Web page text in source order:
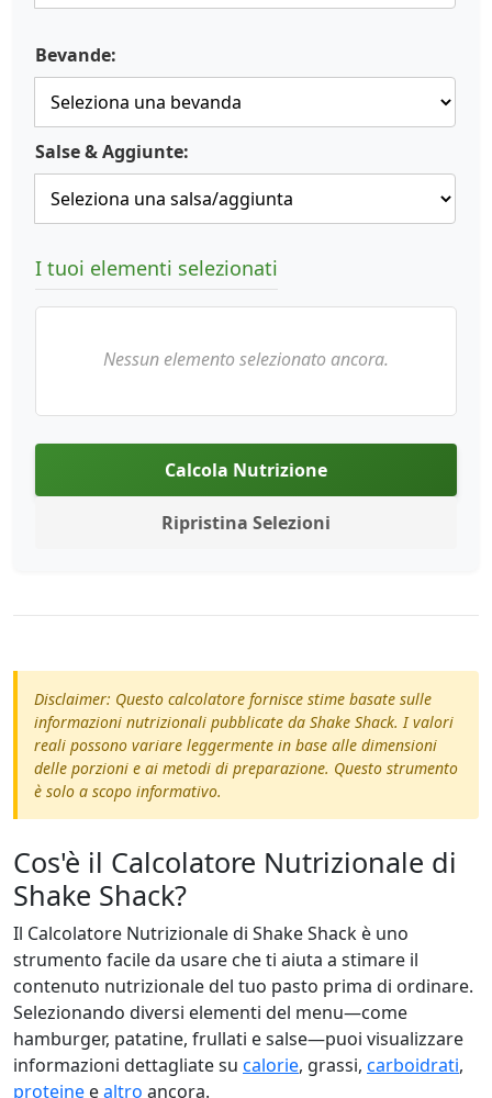
Bevande:
Salse & Aggiunte:
I tuoi elementi selezionati
Nessun elemento selezionato ancora.
Calcola Nutrizione
Ripristina Selezioni
Disclaimer: Questo calcolatore fornisce stime basate sulle
informazioni nutrizionali pubblicate da Shake Shack. I valori
reali possono variare leggermente in base alle dimensioni
delle porzioni e ai metodi di preparazione. Questo strumento
è solo a scopo informativo.
Cos'è il Calcolatore Nutrizionale di
Shake Shack?
Il Calcolatore Nutrizionale di Shake Shack è uno
strumento facile da usare che ti aiuta a stimare il
contenuto nutrizionale del tuo pasto prima di ordinare.
Selezionando diversi elementi del menu—come
hamburger, patatine, frullati e salse—puoi visualizzare
informazioni dettagliate su calorie, grassi, carboidrati,
proteine ealtro ancora.